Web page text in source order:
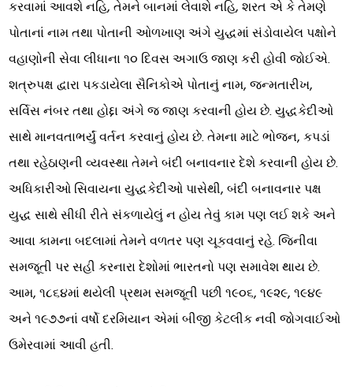
કરવામાં આવશે નહિ, તેમને બાનમાં લેવાશે નહિ, શરત એ કે તેમણે
પોતાનાં નામ તથા પોતાની ઓળખાણ અંગે યુદ્ધમાં સંડોવાયેલ પક્ષોને
વહાણોની સેવા લીધાના ૧૦ દિવસ અગાઉ જાણ કરી હોવી જોઈએ.
શત્રુપક્ષ દ્વારા પકડાયેલા સૈનિકોએ પોતાનું નામ, જન્મતારીખ,
સર્વિસ નંબર તથા હોદ્દા અંગે જ જાણ કરવાની હોય છે. યુદ્ધકેદીઓ
સાથે માનવતાભર્યું વર્તન કરવાનું હોય છે. તેમના માટે ભોજન, કપડાં
તથા રહેઠાણની વ્યવસ્થા તેમને બંદી બનાવનાર દેશે કરવાની હોય છે.
અધિકારીઓ સિવાયના યુદ્ધકેદીઓ પાસેથી, બંદી બનાવનાર પક્ષ
યુદ્ધ સાથે સીધી રીતે સંકળાયેલું ન હોય તેવું કામ પણ લઈ શકે અને
આવા કામના બદલામાં તેમને વળતર પણ ચૂકવવાનું રહે. જિનીવા
સમજૂતી પર સહી કરનારા દેશોમાં ભારતનો પણ સમાવેશ થાય છે.
આમ, ૧૮૬૪માં થયેલી પ્રથમ સમજૂતી પછી ૧૯૦૬, ૧૯૨૯, ૧૯૪૯
અને ૧૯૭૭નાં વર્ષો દરમિયાન એમાં બીજી કેટલીક નવી જોગવાઈઓ
ઉમેરવામાં આવી હતી.